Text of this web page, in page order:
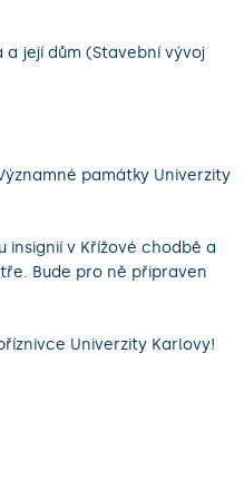
a její dům (Stavební vývoj
památky Univerzity
v Křížové chodbě a
Bude pro ně připraven
Univerzity Karlovy!